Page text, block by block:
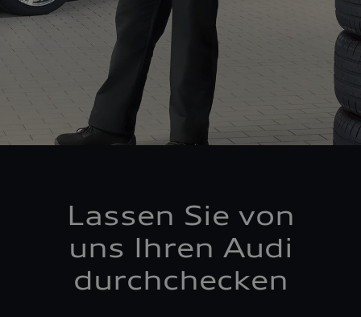
Lassen Sie von
uns Ihren Audi
durchchecken